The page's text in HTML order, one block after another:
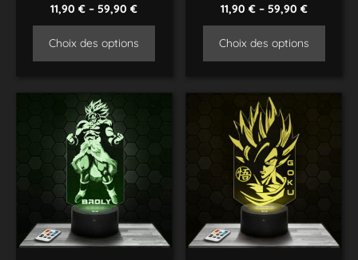
11,90€ –59,90€
Choix des options
11,90 €– 59,90 €
Choix des options